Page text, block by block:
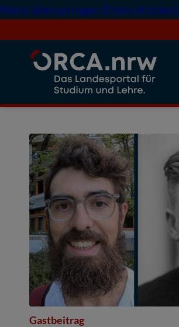
Menü überspringen (Enter drücken)
Gastbeitrag